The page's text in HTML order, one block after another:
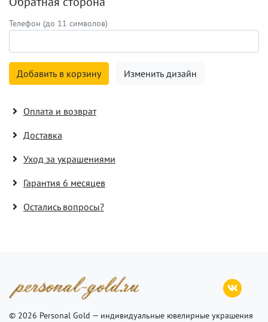
Телефон (до 11 символов)
Добавить в корзину Изменить дизайн
Оплата и возврат
Доставка
Уход за украшениями
Гарантия 6 месяцев
Остались вопросы?
© 2026 Personal Gold — индивидуальные ювелирные украшения